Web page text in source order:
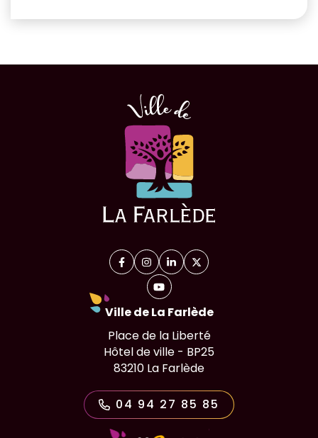
Facebook
(ouverture dans un nouvel onglet)
Instagram
(ouverture dans un nouvel onglet)
Linkedin
(ouverture dans un nouvel
X (Twitter)
(ouverture dans un
YouTube
(ouverture dans un nouvel
Ville de La Farlède
Place de la Liberté
Hôtel de ville - BP25
83210 La Farlède
04 94 27 85 85